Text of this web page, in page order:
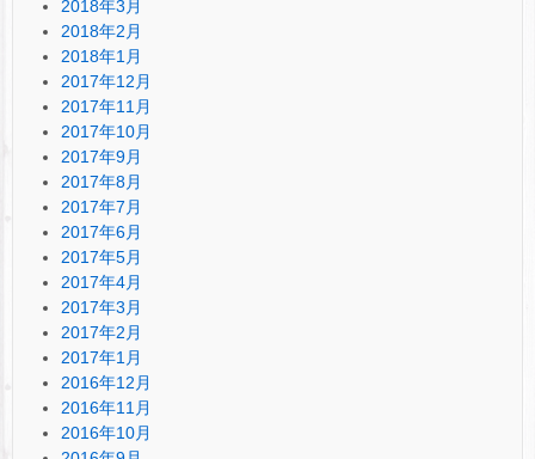
2018年3月
2018年2月
2018年1月
2017年12月
2017年11月
2017年10月
2017年9月
2017年8月
2017年7月
2017年6月
2017年5月
2017年4月
2017年3月
2017年2月
2017年1月
2016年12月
2016年11月
2016年10月